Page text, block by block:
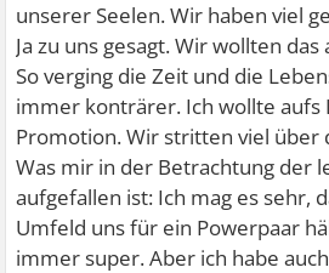
unserer Seelen. Wir haben viel
Ja zu uns gesagt. Wir wollten
So verging die Zeit und die
immer konträrer. Ich wollte aufs
Promotion. Wir stritten viel über
Was mir in der Betrachtung der
aufgefallen ist: Ich mag es sehr,
Umfeld uns für ein Powerpaar
immer super. Aber ich habe